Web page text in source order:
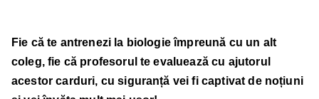
Fie că te antrenezi la biologie împreună cu un alt
coleg, fie că profesorul te evaluează cu ajutorul
acestor carduri, cu siguranță vei fi captivat de noțiuni